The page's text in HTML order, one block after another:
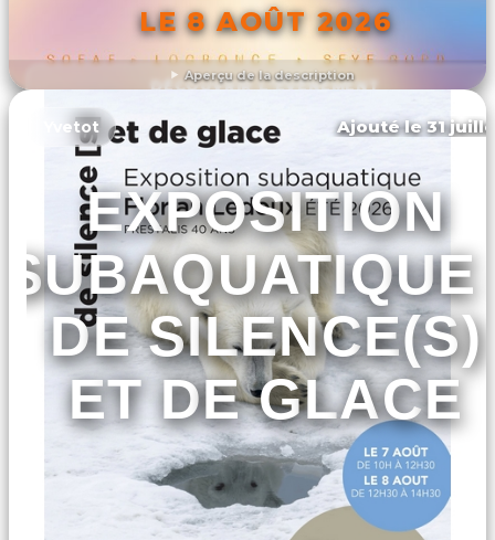
Aperçu de la description
LE 8 AOÛT 2026
DÉCOUVRIR L'ÉVÉNEMENT
Yvetot Ajouté le 31
EXPOSITION
SUBAQUATIQUE
DE SILENCE(S)
ET DE GLACE